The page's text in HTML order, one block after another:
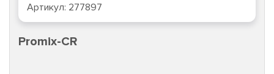
Артикул: 277897
Promix-CR